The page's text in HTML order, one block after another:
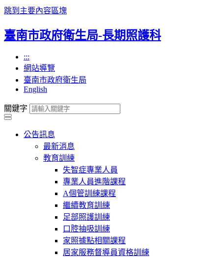
跳到主要內容區塊
臺南市政府衛生局-長期照護科
:::
網站導覽
臺南市政府衛生局
English
關鍵字
公告訊息
最新消息
教育訓練
失智症專業人員
專業人員進階課程
A個管訓練課程
繼續教育訓練
足部照護訓練
口腔抽吸訓練
家照據點相關課程
居家服務督導員資格訓練